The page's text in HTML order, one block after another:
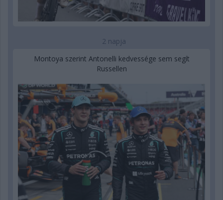
2 napja
Montoya szerint Antonelli kedvessége sem segít
Russellen